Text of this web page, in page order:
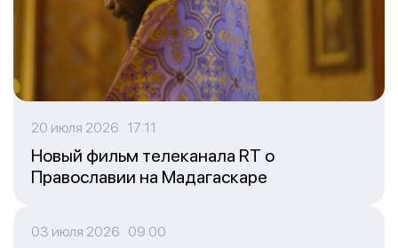
20 июля 2026 17:11
Новый фильм телеканала RT о
Православии на Мадагаскаре
03 июля 2026 09:00